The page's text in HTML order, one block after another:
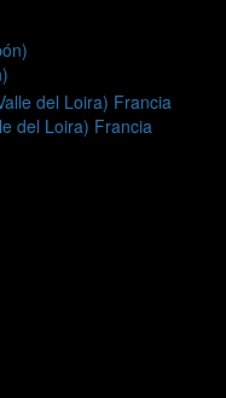
del Loira) Francia